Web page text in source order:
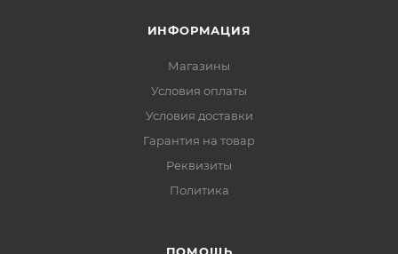
ИНФОРМАЦИЯ
Магазины
Условия оплаты
Условия доставки
Гарантия на товар
Реквизиты
Политика